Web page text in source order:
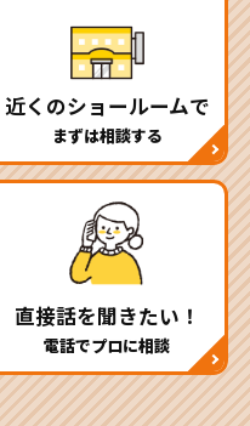
近くのショールームで
まずは相談する
直接話を聞きたい！
電話でプロに相談